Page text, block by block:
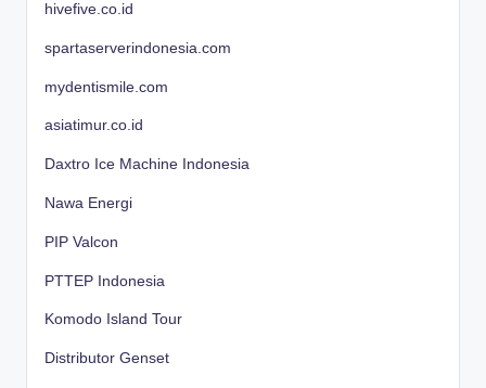
hivefive.co.id
spartaserverindonesia.com
mydentismile.com
asiatimur.co.id
Daxtro Ice Machine Indonesia
Nawa Energi
PIP Valcon
PTTEP Indonesia
Komodo Island Tour
Distributor Genset